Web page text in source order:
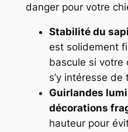
danger pour votre
Stabilité du
est solidement
bascule si votre
s’y intéresse de
Guirlandes
décorations
hauteur pour